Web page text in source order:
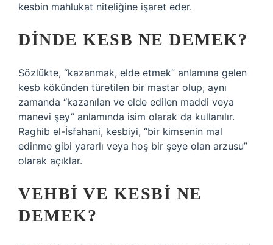
kesbin mahlukat niteliğine işaret eder.
DINDE KESB NE DEMEK?
Sözlükte, “kazanmak, elde etmek” anlamına gelen
kesb kökünden türetilen bir mastar olup, aynı
zamanda “kazanılan ve elde edilen maddi veya
manevi şey” anlamında isim olarak da kullanılır.
Raghib el-İsfahani, kesbiyi, “bir kimsenin mal
edinme gibi yararlı veya hoş bir şeye olan arzusu”
olarak açıklar.
VEHBI VE KESBI NE
DEMEK?